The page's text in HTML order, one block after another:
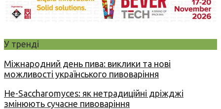
У тренді
Міжнародний день пива: виклики та нові
можливості українського пивоваріння
Не-Saccharomyces: як нетрадиційні дріжджі
змінюють сучасне пивоваріння